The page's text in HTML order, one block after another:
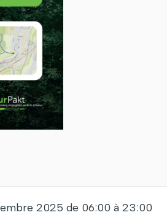
2025 de 06:00 à 23:00